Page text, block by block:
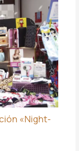
«Night-